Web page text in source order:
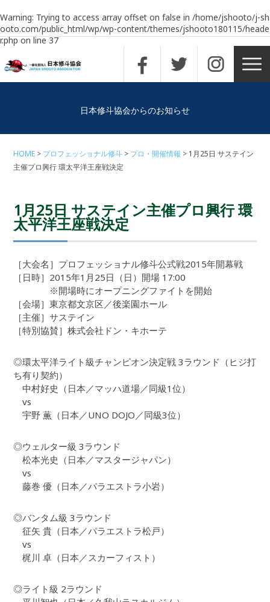
Warning: Trying to access array offset on false in /home/jshooto/j-sh
ooto.com/public_html/wp/wp-content/themes/jshooto180115/heade
r.phpon line37
日本修斗協会からのお知らせ
HOME プロフェッショナル修斗 プロ・開催情報
1月25日 サステイン
主催プロ興行 環太平洋王座戦決定
1月25日 サステイン主催プロ興行 環
太平洋王座戦決定
［大会名］プロフェッショナル修斗公式戦2015年開幕戦
［日時］2015年1月25日（日）開場 17:00
※開場時にオープニングファイトを開始
［会場］東京都文京区／後楽園ホール
［主催］サステイン
［特別協賛］株式会社ドン・キホーテ
◎環太平洋ライト級チャンピオン決定戦 3ラウンド（ヒジ打
ち有り契約）
中村好史（日本／マッハ道場／同級1位）
vs
宇野 薫（日本／UNO DOJO／同級3位）
◎ウェルター級 3ラウンド
松本光史（日本／マスタージャパン）
vs
藤巻 優（日本／パラエストラ小岩）
◎バンタム級 3ラウンド
征矢 貴（日本／パラエストラ松戸）
vs
梶川 卓（日本／スカーフィスト）
◎ライト級 2ラウンド